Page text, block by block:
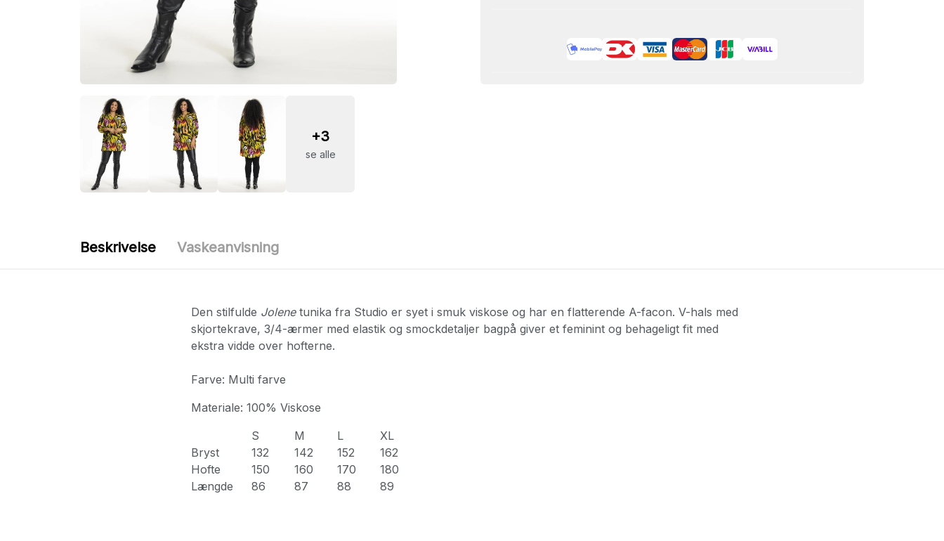
+3
se alle
Beskrivelse Vaskeanvisning
Den stilfulde Jolenetunika fra Studio er syet i smuk viskose og har en flatterende A-facon. V-hals med
skjortekrave, 3/4-ærmer med elastik og smockdetaljer bagpå giver et feminint og behageligt fit med
ekstra vidde over hofterne.
Farve: Multi farve
Materiale: 100% Viskose
S
M L
XL
Bryst
132 142 152
162
Hofte
150 160 170
180
Længde
86 87 88 89